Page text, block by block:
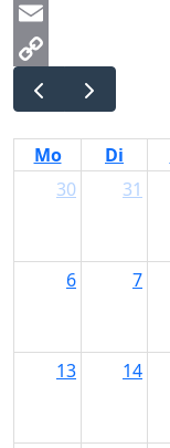
Messenger
Email
Copy
Link
Mo Di
30
31
6 7
13 14